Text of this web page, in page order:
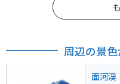
周辺の景
面河渓